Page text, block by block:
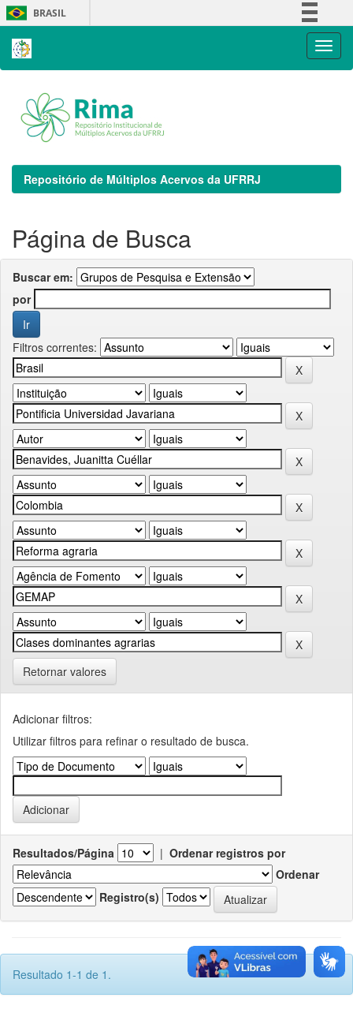
Skip
navigation
BRASIL
Repositório de Múltiplos Acervos da UFRRJ
Página de Busca
Buscar em:
por
Filtros correntes:
Retornar valores
Adicionar filtros:
Utilizar filtros para refinar o resultado de busca.
Resultados/Página | Ordenar registros por
Ordenar
Registro(s)
Resultado 1-1 de 1.